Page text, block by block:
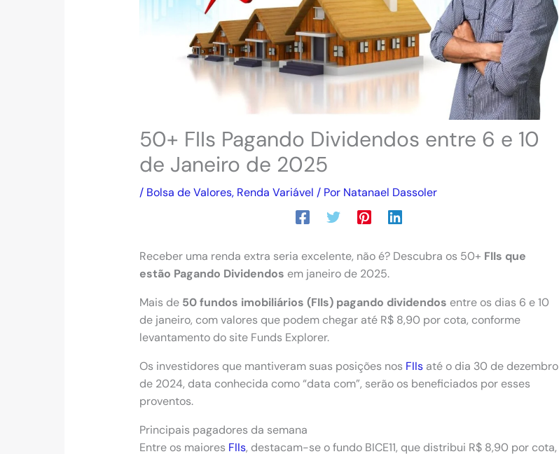
50+ FIIs Pagando Dividendos entre 6 e 10
de Janeiro de 2025
/ Bolsa de Valores, Renda Variável / Por Natanael Dassoler
Receber uma renda extra seria excelente, não é? Descubra os 50+ FIIs que
estão Pagando Dividendos em janeiro de 2025.
Mais de 50 fundos imobiliários (FIIs) pagando dividendos entre os dias 6 e 10
de janeiro, com valores que podem chegar até R$ 8,90 por cota, conforme
levantamento do site Funds Explorer.
Os investidores que mantiveram suas posições nos FIIs até o dia 30 de dezembro
de 2024, data conhecida como “data com”, serão os beneficiados por esses
proventos.
Principais pagadores da semana
Entre os maiores FIIs, destacam-se o fundo BICE11, que distribui R$ 8,90 por cota,